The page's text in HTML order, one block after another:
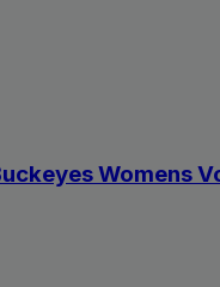
Womens